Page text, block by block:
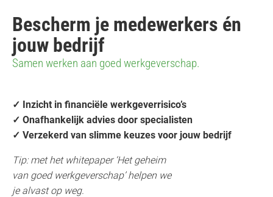
Bescherm je medewerkers én
jouw bedrijf
Samen werken aan goed werkgeverschap.
✓ Inzicht in financiële werkgeverrisico’s
✓ Onafhankelijk advies door specialisten
✓ Verzekerd van slimme keuzes voor jouw bedrijf
Tip: met het whitepaper ‘Het geheim
van goed werkgeverschap’ helpen we
je alvast op weg.